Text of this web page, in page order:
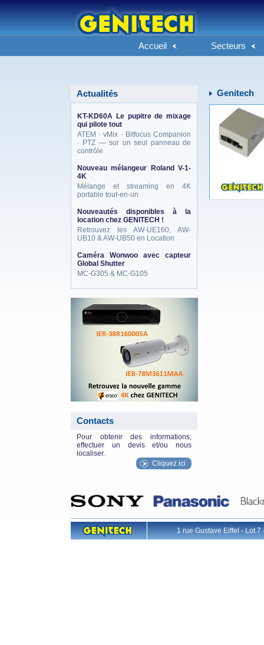
Accueil Secteurs
Actualités
KT-KD60A Le pupitre de mixage
qui pilote tout
ATEM · vMix · Bitfocus Companion
· PTZ — sur un seul panneau de
contrôle
Nouveau mélangeur Roland V-1-
4K
Mélange et streaming en 4K
portable tout-en-un
Nouveautés disponibles à la
location chez GENITECH !
Retrouvez les AW-UE160, AW-
UB10 & AW-UB50 en Location
Caméra Wonwoo avec capteur
Global Shutter
MC-G305 & MC-G105
Contacts
Pour obtenir des informations,
effectuer un devis et/ou nous
localiser.
Cliquez ici
Genitech
1 rue Gustave Eiffel -